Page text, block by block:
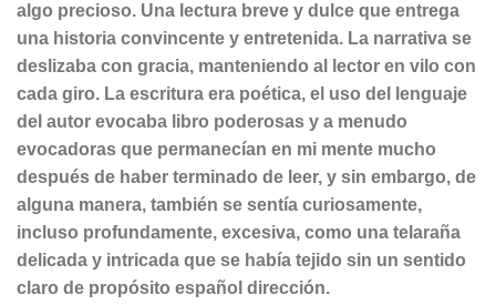
algo precioso. Una lectura breve y dulce que entrega
una historia convincente y entretenida. La narrativa se
deslizaba con gracia, manteniendo al lector en vilo con
cada giro. La escritura era poética, el uso del lenguaje
del autor evocaba libro poderosas y a menudo
evocadoras que permanecían en mi mente mucho
después de haber terminado de leer, y sin embargo, de
alguna manera, también se sentía curiosamente,
incluso profundamente, excesiva, como una telaraña
delicada y intricada que se había tejido sin un sentido
claro de propósito español dirección.